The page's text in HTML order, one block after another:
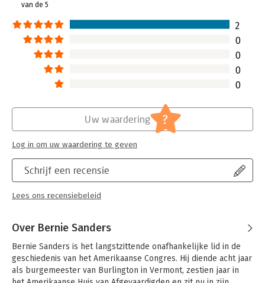
van de 5
2
0
0
0
0
Schrijf een recensie
Lees ons recensiebeleid
Uw waardering ?
Log in om uw waardering te geven
Over Bernie Sanders
Bernie Sanders is het langstzittende onafhankelijke lid in de
geschiedenis van het Amerikaanse Congres. Hij diende acht jaar
als burgemeester van Burlington in Vermont, zestien jaar in